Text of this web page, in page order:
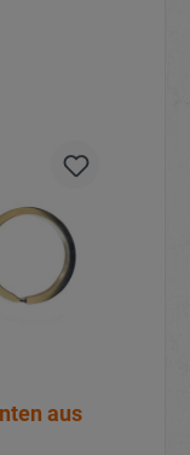
aus